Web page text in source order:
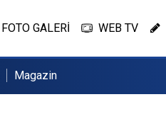
FOTO GALERİ WEB TV
Magazin